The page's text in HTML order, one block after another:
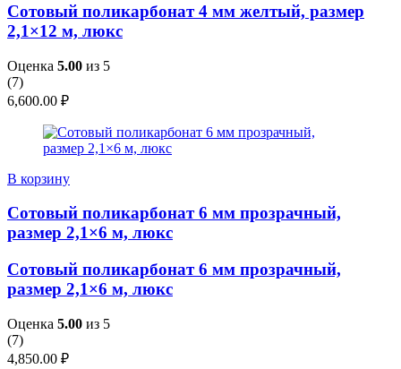
Сотовый поликарбонат 4 мм желтый, размер
2,1×12 м, люкс
Оценка 5.00 из 5
(7)
6,600.00 ₽
В корзину
Сотовый поликарбонат 6 мм прозрачный,
размер 2,1×6 м, люкс
Сотовый поликарбонат 6 мм прозрачный,
размер 2,1×6 м, люкс
Оценка 5.00 из 5
(7)
4,850.00 ₽